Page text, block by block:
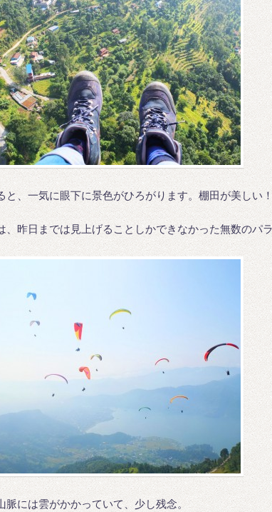
と、一気に眼下に景色がひろがります。棚田が美しい！
、昨日までは見上げることしかできなかった無数のパ
脈には雲がかかっていて、少し残念。